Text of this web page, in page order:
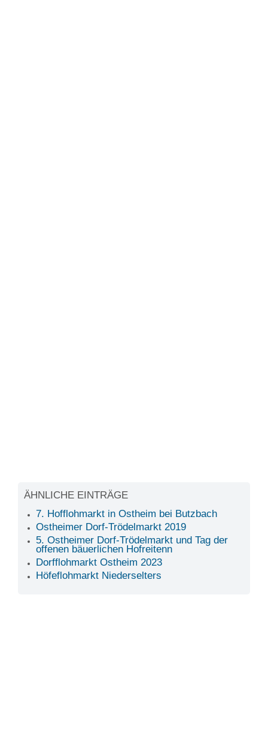
ÄHNLICHE EINTRÄGE
7. Hofflohmarkt in Ostheim bei Butzbach
Ostheimer Dorf-Trödelmarkt 2019
5. Ostheimer Dorf-Trödelmarkt und Tag der
offenen bäuerlichen Hofreitenn
Dorfflohmarkt Ostheim 2023
Höfeflohmarkt Niederselters